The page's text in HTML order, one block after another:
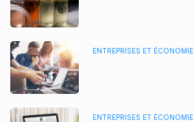
ENTREPRISES ET ÉCONOMIE
ENTREPRISES ET ÉCONOMIE